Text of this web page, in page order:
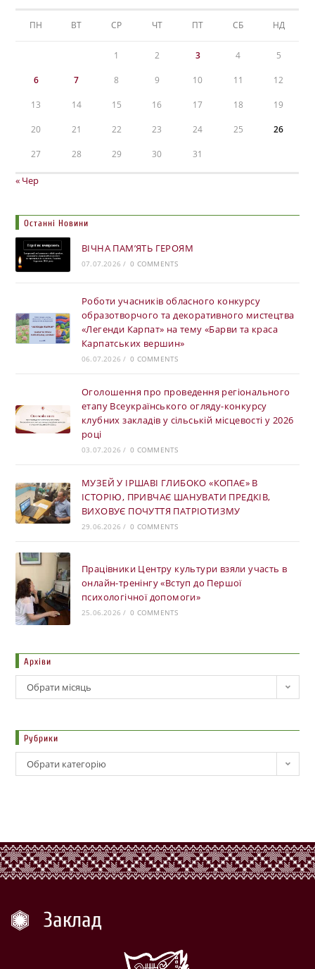
ПН ВТ СР ЧТ ПТ СБ НД
1 2 3 4 5
6 7 8 9 10 11 12
13 14 15 16 17 18 19
20 21 22 23 24 25 26
27 28 29 30 31
« Чер
Останні Новини
ВІЧНА ПАМ’ЯТЬ ГЕРОЯМ
07.07.2026 / 0 COMMENTS
Роботи учасників обласного конкурсу
образотворчого та декоративного мистецтва
«Легенди Карпат» на тему «Барви та краса
Карпатських вершин»
06.07.2026 / 0 COMMENTS
Оголошення про проведення регіонального
етапу Всеукраїнського огляду-конкурсу
клубних закладів у сільській місцевості у 2026
році
03.07.2026 / 0 COMMENTS
МУЗЕЙ У ІРШАВІ ГЛИБОКО «КОПАЄ» В
ІСТОРІЮ, ПРИВЧАЄ ШАНУВАТИ ПРЕДКІВ,
ВИХОВУЄ ПОЧУТТЯ ПАТРІОТИЗМУ
29.06.2026 / 0 COMMENTS
Працівники Центру культури взяли участь в
онлайн-тренінгу «Вступ до Першої
психологічної допомоги»
25.06.2026 / 0 COMMENTS
Архіви
Обрати місяць
Рубрики
Обрати категорію
Заклад